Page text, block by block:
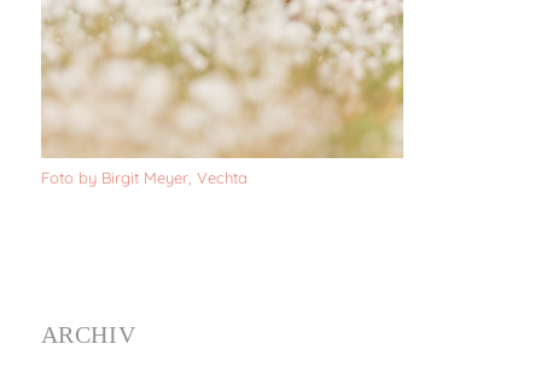
Foto by Birgit Meyer, Vechta
ARCHIV